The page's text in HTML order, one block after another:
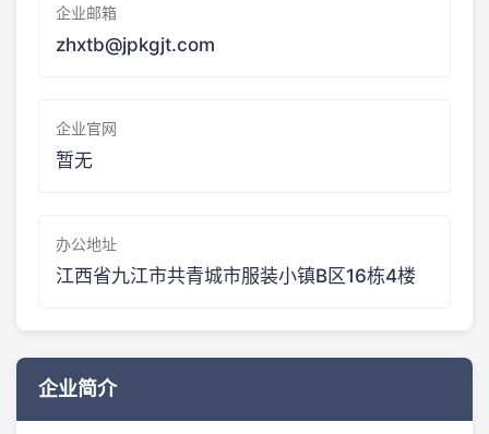
企业邮箱
zhxtb@jpkgjt.com
企业官网
暂无
办公地址
江西省九江市共青城市服装小镇B区16栋4楼
企业简介